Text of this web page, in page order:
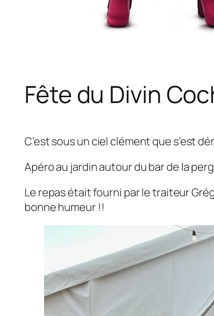
Fête du Divin
C’est sous un ciel clément que s’est
Apéro au jardin autour du bar de la
Le repas était fourni par le traiteur
bonne humeur !!